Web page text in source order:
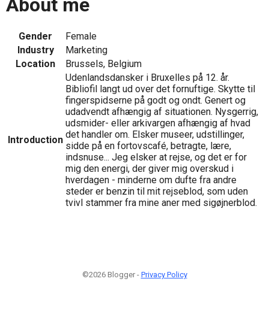
About me
Gender
Female
Industry
Marketing
Location
Brussels, Belgium
Introduction
Udenlandsdansker i Bruxelles på 12. år.
Bibliofil langt ud over det fornuftige. Skytte til
fingerspidserne på godt og ondt. Genert og
udadvendt afhængig af situationen. Nysgerrig,
udsmider- eller arkivargen afhængig af hvad
det handler om. Elsker museer, udstillinger,
sidde på en fortovscafé, betragte, lære,
indsnuse... Jeg elsker at rejse, og det er for
mig den energi, der giver mig overskud i
hverdagen - minderne om dufte fra andre
steder er benzin til mit rejseblod, som uden
tvivl stammer fra mine aner med sigøjnerblod.
©2026 Blogger - Privacy Policy